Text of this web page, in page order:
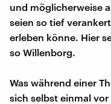
und möglicherweise
seien so tief
erleben könne. Hier
so Willenborg.
Was während einer
sich selbst einmal